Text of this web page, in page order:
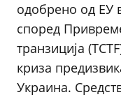
одобрено од ЕУ
според
транзиција
криза
Украина.